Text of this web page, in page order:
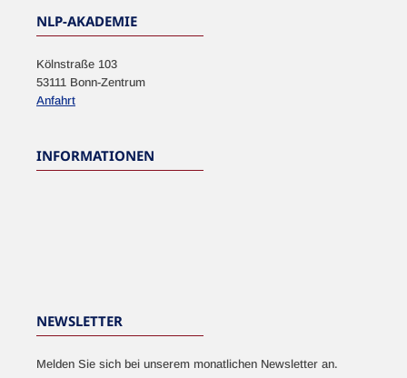
NLP-AKADEMIE
Kölnstraße 103
53111 Bonn-Zentrum
Anfahrt
INFORMATIONEN
NEWSLETTER
Melden Sie sich bei unserem monatlichen Newsletter an.